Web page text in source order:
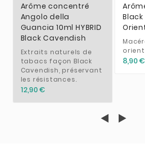
Arôme concentré
Angolo della
Guancia 10ml HYBRID
Black Cavendish
Extraits naturels de
tabacs façon Black
Cavendish, préservant
les résistances.
12,90 €
Black
8,90 €